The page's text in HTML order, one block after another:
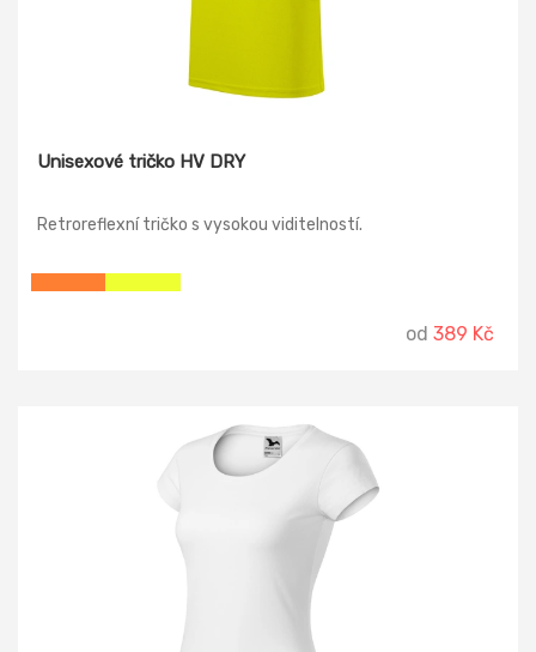
Unisexové tričko HV DRY
Retroreflexní tričko s vysokou viditelností.
od 389 Kč